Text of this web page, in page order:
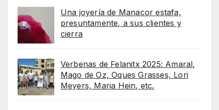
Una joyería de Manacor estafa,
presuntamente, a sus clientes y
cierra
Verbenas de Felanitx 2025: Amaral,
Mago de Oz, Oques Grasses, Lori
Meyers, Maria Hein, etc.